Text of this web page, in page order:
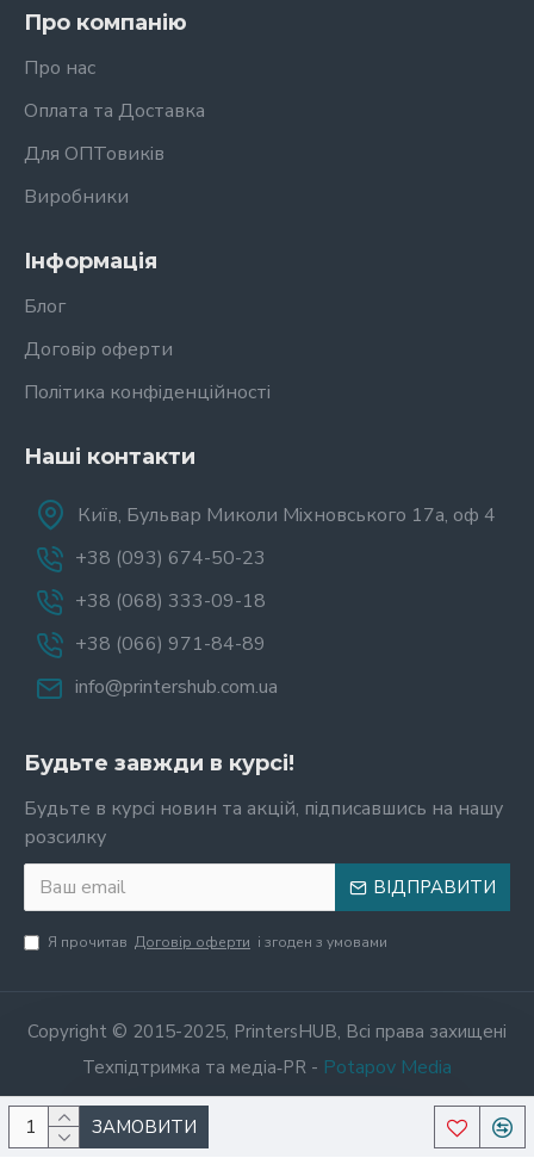
ЗАМОВИТИ
Про компанію
Про нас
Оплата та Доставка
Для ОПТовиків
Виробники
Інформація
Блог
Договір оферти
Політика конфіденційності
Наші контакти
Київ, Бульвар Миколи Міхновського 17а, оф 4
+38 (093) 674-50-23
+38 (068) 333-09-18
+38 (066) 971-84-89
info@printershub.com.ua
Будьте завжди в курсі!
Будьте в курсі новин та акцій, підписавшись на нашу
розсилку
ВІДПРАВИТИ
Я прочитав Договір оферти і згоден з умовами
Copyright © 2015-2025, PrintersHUB, Всі права захищені
Техпідтримка та медіа‑PR - Potapov Media